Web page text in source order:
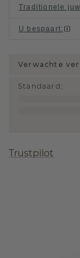
Traditionele
U bespaart:
Verwachte
Standaard :
Trustpilot